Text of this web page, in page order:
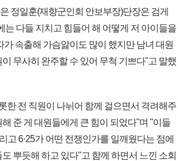
정일훈(재향군인회 안보부장)단장은 검게
다들 지치고 힘들어 해 어떻게 저 아이들을
속출해 가슴앓이도 많이 했지만 남녀 대원
무사히 완주할 수 있어 무척 기쁘다"고 말했
한 전 직원이 나뉘어 함께 걸으면서 격려해주
준 게 대원들에게 큰 힘이 되었다"며 "이들
6·25가 어떤 전쟁인가를 일깨웠다는 점에
뿌듯해 하고 있다"고 함께 하면서 느낀 소회